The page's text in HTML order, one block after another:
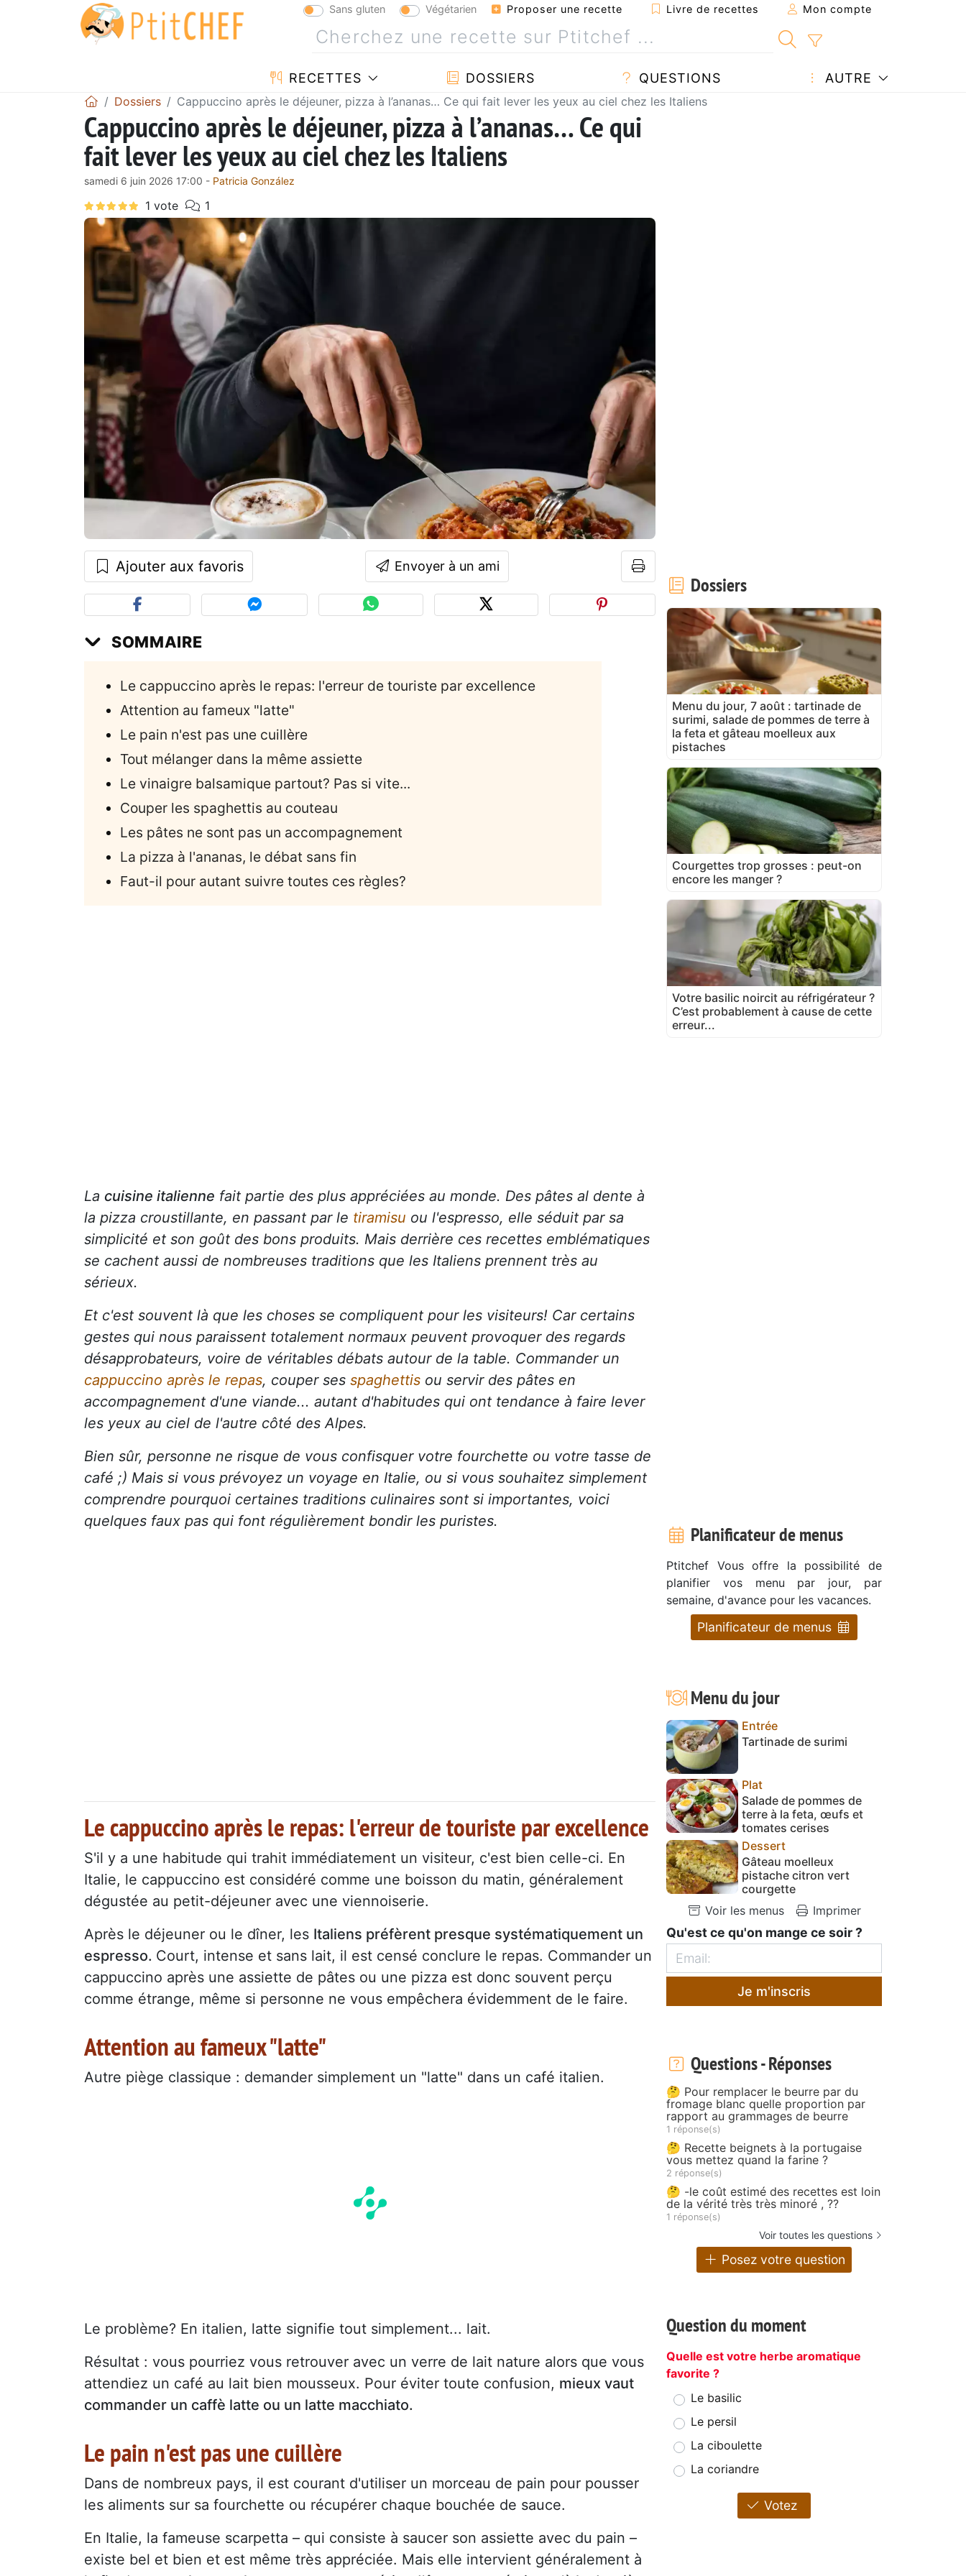
Sans gluten Végétarien Proposer une recette Livre de recettes Mon compte
RECETTES DOSSIERS QUESTIONS AUTRE
Dossiers Cappuccino après le déjeuner, pizza à l’ananas… Ce qui fait lever les yeux au ciel chez les Italiens
Cappuccino après le déjeuner, pizza à l’ananas… Ce qui
fait lever les yeux au ciel chez les Italiens
samedi 6 juin 2026 17:00 - Patricia González
Ajouter aux favoris Envoyer à un ami
SOMMAIRE
Le cappuccino après le repas: l'erreur de touriste par excellence
Attention au fameux "latte"
Le pain n'est pas une cuillère
Tout mélanger dans la même assiette
Le vinaigre balsamique partout? Pas si vite...
Couper les spaghettis au couteau
Les pâtes ne sont pas un accompagnement
La pizza à l'ananas, le débat sans fin
Faut-il pour autant suivre toutes ces règles?
La cuisine italienne fait partie des plus appréciées au monde. Des pâtes al dente à
la pizza croustillante, en passant par le tiramisu ou l'espresso, elle séduit par sa
simplicité et son goût des bons produits. Mais derrière ces recettes emblématiques
se cachent aussi de nombreuses traditions que les Italiens prennent très au
sérieux.
Et c'est souvent là que les choses se compliquent pour les visiteurs! Car certains
gestes qui nous paraissent totalement normaux peuvent provoquer des regards
désapprobateurs, voire de véritables débats autour de la table. Commander un
cappuccino après le repas, couper ses spaghettis ou servir des pâtes en
accompagnement d'une viande... autant d'habitudes qui ont tendance à faire lever
les yeux au ciel de l'autre côté des Alpes.
Bien sûr, personne ne risque de vous confisquer votre fourchette ou votre tasse de
café ;) Mais si vous prévoyez un voyage en Italie, ou si vous souhaitez simplement
comprendre pourquoi certaines traditions culinaires sont si importantes, voici
quelques faux pas qui font régulièrement bondir les puristes.
Le cappuccino après le repas: l'erreur de touriste par excellence
S'il y a une habitude qui trahit immédiatement un visiteur, c'est bien celle-ci. En
Italie, le cappuccino est considéré comme une boisson du matin, généralement
dégustée au petit-déjeuner avec une viennoiserie.
Après le déjeuner ou le dîner, les Italiens préfèrent presque systématiquement un
espresso. Court, intense et sans lait, il est censé conclure le repas. Commander un
cappuccino après une assiette de pâtes ou une pizza est donc souvent perçu
comme étrange, même si personne ne vous empêchera évidemment de le faire.
Attention au fameux "latte"
Autre piège classique : demander simplement un "latte" dans un café italien.
Le problème? En italien, latte signifie tout simplement... lait.
Résultat : vous pourriez vous retrouver avec un verre de lait nature alors que vous
attendiez un café au lait bien mousseux. Pour éviter toute confusion, mieux vaut
commander un caffè latte ou un latte macchiato.
Le pain n'est pas une cuillère
Dans de nombreux pays, il est courant d'utiliser un morceau de pain pour pousser
les aliments sur sa fourchette ou récupérer chaque bouchée de sauce.
En Italie, la fameuse scarpetta – qui consiste à saucer son assiette avec du pain –
existe bel et bien et est même très appréciée. Mais elle intervient généralement à
Dossiers
Menu du jour, 7 août : tartinade de
surimi, salade de pommes de terre à
la feta et gâteau moelleux aux
pistaches
Courgettes trop grosses : peut-on
encore les manger ?
Votre basilic noircit au réfrigérateur ?
C’est probablement à cause de cette
erreur...
Planificateur de menus
Ptitchef Vous offre la possibilité de
planifier vos menu par jour, par
semaine, d'avance pour les vacances.
Planificateur de menus
Menu du jour
Entrée
Tartinade de surimi
Plat
Salade de pommes de
terre à la feta, œufs et
tomates cerises
Dessert
Gâteau moelleux
pistache citron vert
courgette
Voir les menus
Imprimer
Qu'est ce qu'on mange ce soir ?
Je m'inscris
Questions - Réponses
🤔 Pour remplacer le beurre par du
fromage blanc quelle proportion par
rapport au grammages de beurre
1 réponse(s)
🤔 Recette beignets à la portugaise
vous mettez quand la farine ?
2 réponse(s)
🤔 -le coût estimé des recettes est loin
de la vérité très très minoré , ??
1 réponse(s)
Voir toutes les questions
Posez votre question
Question du moment
Quelle est votre herbe aromatique
favorite ?
Le basilic
Le persil
La ciboulette
La coriandre
Votez